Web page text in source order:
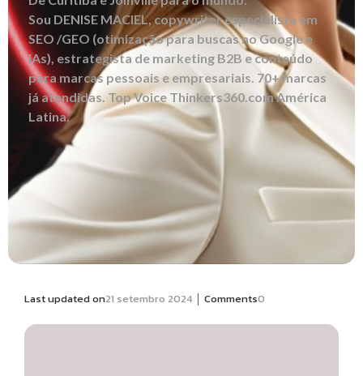
Sou DENISE MACIEL, copywriter especialista em
SEO /GEO (otimização para buscas no Google e
IAs), estrategista de marketing B2B e conteúdo
para marcas pessoais e empresariais. 70+ marcas
já atendidas. Top Voice Thinkers360.com América
Latina.
Last updated on21 setembro 2024 | Comments0